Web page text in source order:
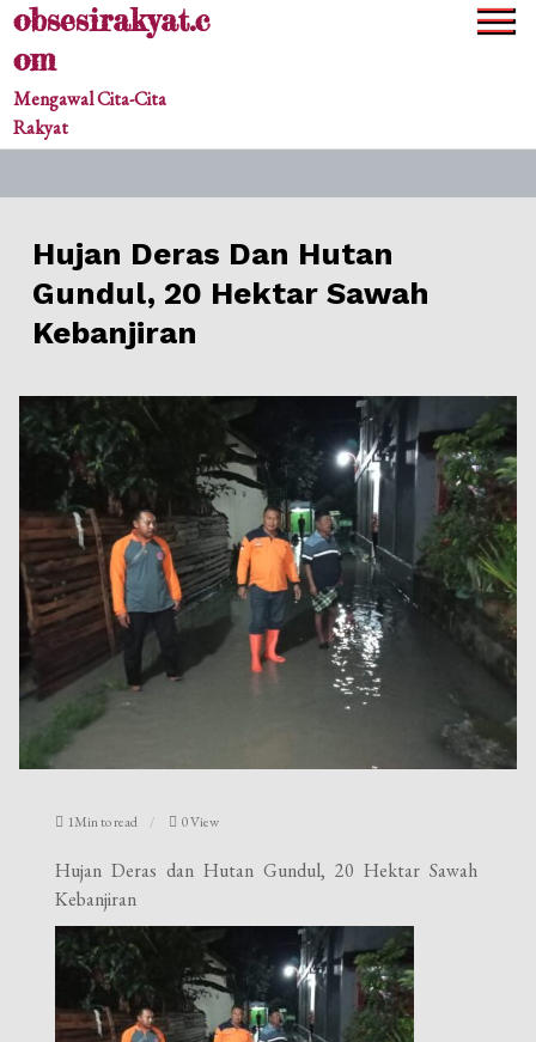
Skipobsesirakyat.c
om
Mengawal Cita-Cita
Rakyat
Hujan Deras Dan Hutan
Gundul, 20 Hektar Sawah
Kebanjiran
1Min to read 0 View
Hujan Deras dan Hutan Gundul, 20 Hektar Sawah
Kebanjiran